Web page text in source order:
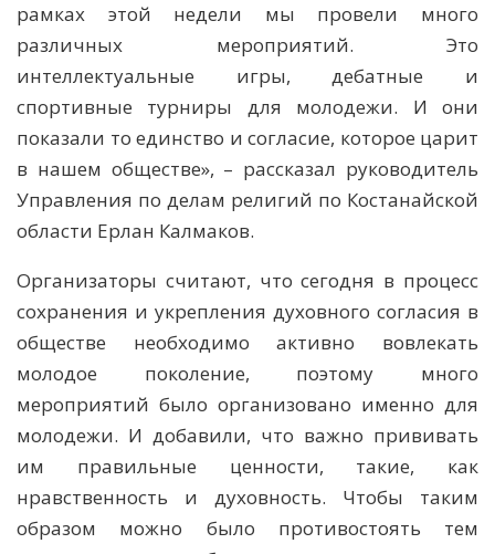
рамках этой недели мы провели много
различных мероприятий. Это
интеллектуальные игры, дебатные и
спортивные турниры для молодежи. И они
показали то единство и согласие, которое царит
в нашем обществе», – рассказал руководитель
Управления по делам религий по Костанайской
области Ерлан Калмаков.
Организаторы считают, что сегодня в процесс
сохранения и укрепления духовного согласия в
обществе необходимо активно вовлекать
молодое поколение, поэтому много
мероприятий было организовано именно для
молодежи. И добавили, что важно прививать
им правильные ценности, такие, как
нравственность и духовность. Чтобы таким
образом можно было противостоять тем